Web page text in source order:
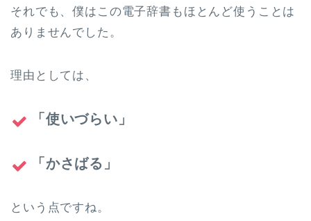
それでも、僕はこの電子辞書もほとんど使うことは
ありませんでした。
理由としては、
「使いづらい」
「かさばる」
という点ですね。